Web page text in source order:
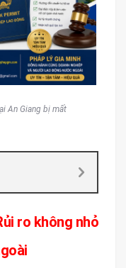
An Giang bị mất
ro không nhỏ